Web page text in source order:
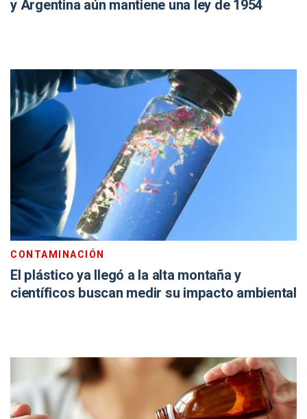
y Argentina aún mantiene una ley de 1954
CONTAMINACIÓN
El plástico ya llegó a la alta montaña y
científicos buscan medir su impacto ambiental